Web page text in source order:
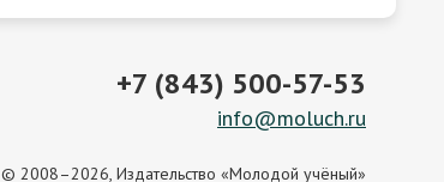
+7 (843) 500-57-53
info@moluch.ru
© 2008–2026, Издательство «Молодой учёный»